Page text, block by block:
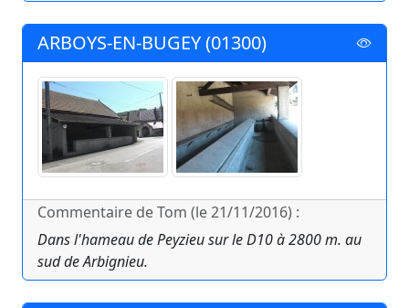
ARBOYS-EN-BUGEY (01300)
Commentaire de Tom (le 21/11/2016) :
Dans l'hameau de Peyzieu sur le D10 à 2800 m. au
sud de Arbignieu.